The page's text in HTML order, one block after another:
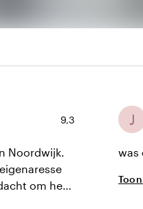
Gemiddelde
9,3
Noordwijk.
om het
J
was